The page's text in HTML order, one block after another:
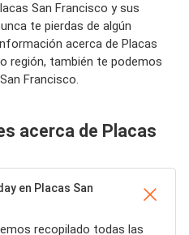
San Francisco y sus
te pierdas de algún
acerca de Placas
región, también te podemos
Francisco.
acerca de Placas
en Placas San
recopilado todas las